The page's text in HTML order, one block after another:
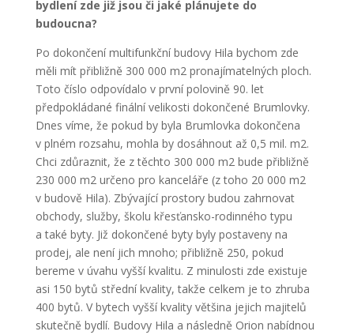
bydlení zde již jsou či jaké plánujete do
budoucna?
Po dokončení multifunkční budovy Hila bychom zde
měli mít přibližně 300 000 m2pronajímatelných ploch.
Toto číslo odpovídalo v první polovině 90. let
předpokládané finální velikosti dokončené Brumlovky.
Dnes víme, že pokud by byla Brumlovka dokončena
v plném rozsahu, mohla by dosáhnout až 0,5 mil. m2.
Chci zdůraznit, že z těchto 300 000 m2bude přibližně
230 000 m2určeno pro kanceláře (z toho 20 000 m2
v budově Hila). Zbývající prostory budou zahrnovat
obchody, služby, školu křesťansko-rodinného typu
a také byty. Již dokončené byty byly postaveny na
prodej, ale není jich mnoho; přibližně 250, pokud
bereme v úvahu vyšší kvalitu. Z minulosti zde existuje
asi 150 bytů střední kvality, takže celkem je to zhruba
400 bytů. V bytech vyšší kvality většina jejich majitelů
skutečně bydlí. Budovy Hila a následně Orion nabídnou